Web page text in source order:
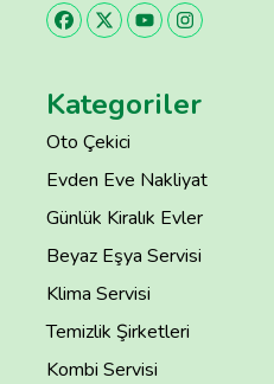
Kategoriler
Oto Çekici
Evden Eve Nakliyat
Günlük Kiralık Evler
Beyaz Eşya Servisi
Klima Servisi
Temizlik Şirketleri
Kombi Servisi